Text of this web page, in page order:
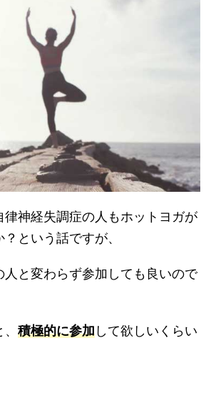
律神経失調症の人もホットヨガが
という話ですが、
人と変わらず参加しても良いので
積極的に参加して欲しいくらい